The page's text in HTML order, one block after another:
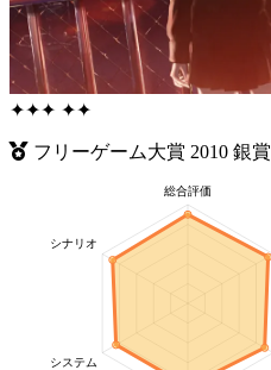
✦✦✦ ✦✦
フリーゲーム大賞 2010 銀賞